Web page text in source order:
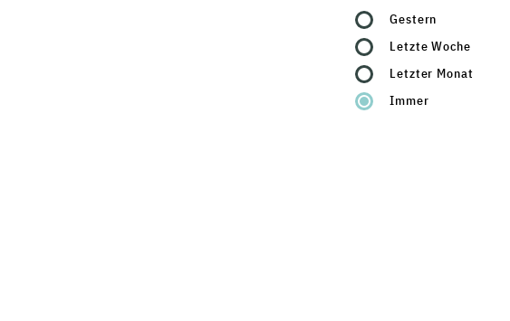
Gestern
Letzte Woche
Letzter Monat
Immer